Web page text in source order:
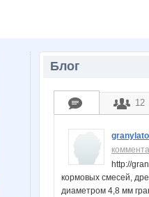
Блог
12
http://
кормовых смесей,
диаметром 4,8 мм